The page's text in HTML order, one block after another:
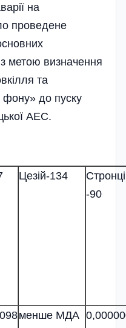
на
проведене
з метою визначення
та
фону» до пуску
АЕС.
Цезій-134
-90
менше МДА